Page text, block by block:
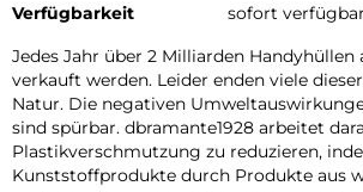
Verfügbarkeit
sofort verfügbar
Jedes Jahr über 2 Milliarden Handyhüllen
verkauft werden. Leider enden viele
Natur. Die negativen
sind spürbar. dbramante1928 arbeitet
Plastikverschmutzung zu reduzieren,
Kunststoffprodukte durch Produkte aus